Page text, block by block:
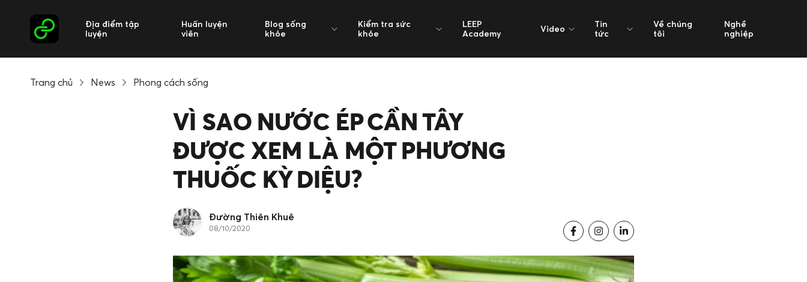
Địa điểm tập
luyện
Huấn luyện
viên
Blog sống
khỏe
Kiểm tra sức
khỏe
LEEP
Academy
Video
Tin
tức
Về chúng
tôi
Nghề
nghiệp
Trang chủ News Phong cách sống
VÌ SAO NƯỚC ÉP CẦN TÂY
ĐƯỢC XEM LÀ MỘT PHƯƠNG
THUỐC KỲ DIỆU?
Đường Thiên Khuê
08/10/2020